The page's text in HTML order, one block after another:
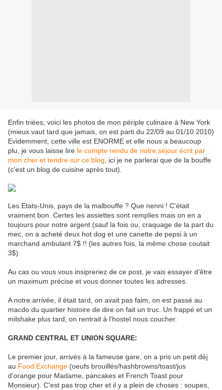
Enfin triées, voici les photos de mon périple culinaire à New York
(mieux vaut tard que jamais, on est parti du 22/09 au 01/10 2010)
Evidemment, cette ville est ENORME et elle nous a beaucoup
plu, je vous laisse lire le compte rendu de notre séjour écrit par
mon cher et tendre sur ce blog , ici je ne parlerai que de la bouffe
(c'est un blog de cuisine après tout).
Les Etats-Unis, pays de la malbouffe ? Que nenni ! C'était
vraiment bon. Certes les assiettes sont remplies mais on en a
toujours pour notre argent (sauf la fois ou, craquage de la part du
mec, on a acheté deux hot dog et une canette de pepsi à un
marchand ambulant 7$ !! (les autres fois, la même chose coutait
3$)
Au cas ou vous vous insipreriez de ce post, je vais essayer d'être
un maximum précise et vous donner toutes les adresses.
A notre arrivée, il était tard, on avait pas faim, on est passé au
macdo du quartier histoire de dire on fait un truc. Un frappé et un
milshake plus tard, on rentrait à l'hostel nous coucher.
GRAND CENTRAL ET UNION SQUARE:
Le premier jour, arrivés à la fameuse gare, on a pris un petit déj
au Food Exchange (oeufs brouillés/hashbrowns/toast/jus
d'orange pour Madame, pancakes et French Toast pour
Monsieur). C'est pas trop cher et il y a plein de choses : soupes,